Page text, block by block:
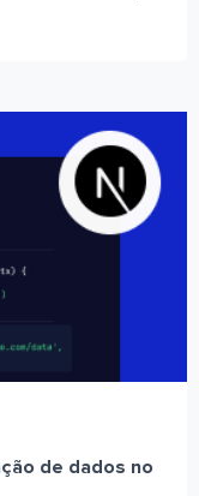
de dados no